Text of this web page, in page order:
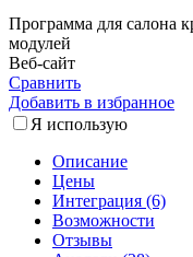
Программа для салона
модулей
Веб-сайт
Сравнить
Добавить в избранное
Я использую
Описание
Цены
Интеграция (6)
Возможности
Отзывы